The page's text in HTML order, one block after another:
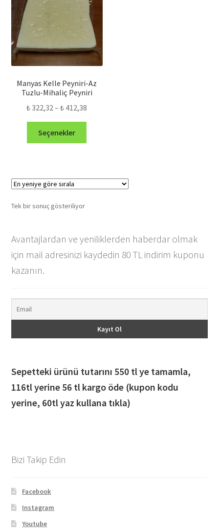
Manyas Kelle Peyniri-Az
Tuzlu-Mihaliç Peyniri
₺322,32 –₺ 412,38
Seçenekler
var.
seçilebilir
Tek bir sonuç gösteriliyor
Avantajlardan ve yeniliklerden haberdar olmak
için mail adresinizi kaydedin 80 TL indirim kuponu
kazanın.
Sepetteki ürünü tutarını 550 tl ye tamamla,
116tl yerine 56 tl kargo öde (kupon kodu
yerine, 60tl yaz kullana tıkla)
Bizi Takip Edin
Facebook
Instagram
Youtube